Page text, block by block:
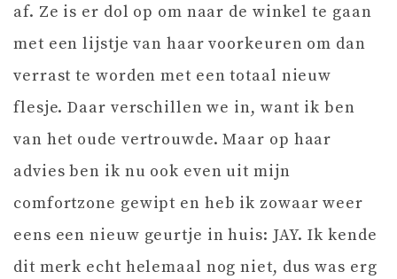
af. Ze is er dol op om naar de winkel te gaan
met een lijstje van haar voorkeuren om dan
verrast te worden met een totaal nieuw
flesje. Daar verschillen we in, want ik ben
van het oude vertrouwde. Maar op haar
advies ben ik nu ook even uit mijn
comfortzone gewipt en heb ik zowaar weer
eens een nieuw geurtje in huis: JAY. Ik kende
dit merk echt helemaal nog niet, dus was erg